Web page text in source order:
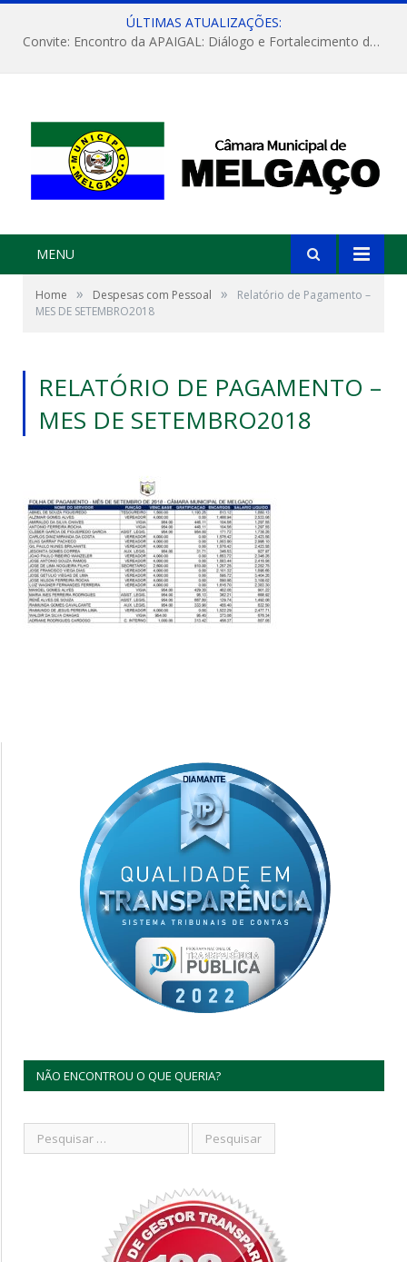
ÚLTIMAS ATUALIZAÇÕES:
Convite: Encontro da APAIGAL: Diálogo e Fortalecimento da Agricultura Familiar
MENU
Home » Despesas com Pessoal »
Relatório de Pagamento –
MES DE SETEMBRO2018
RELATÓRIO DE PAGAMENTO –
MES DE SETEMBRO2018
NÃO ENCONTROU O QUE QUERIA?